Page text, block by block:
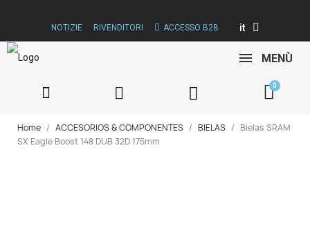
NOTIZIE RIVENDITORI ACCESSO B2B it
MENÙ
Home ACCESORIOS & COMPONENTES BIELAS
Bielas SRAM
SX Eagle Boost 148 DUB 32D 175mm